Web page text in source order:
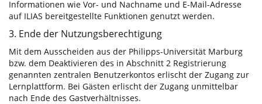
Informationen wie Vor- und Nachname und E-Mail-Adresse
auf ILIAS bereitgestellte Funktionen genutzt werden.
3. Ende der Nutzungsberechtigung
Mit dem Ausscheiden aus der Philipps-Universität Marburg
bzw. dem Deaktivieren des in Abschnitt 2 Registrierung
genannten zentralen Benutzerkontos erlischt der Zugang zur
Lernplattform. Bei Gästen erlischt der Zugang unmittelbar
nach Ende des Gastverhältnisses.